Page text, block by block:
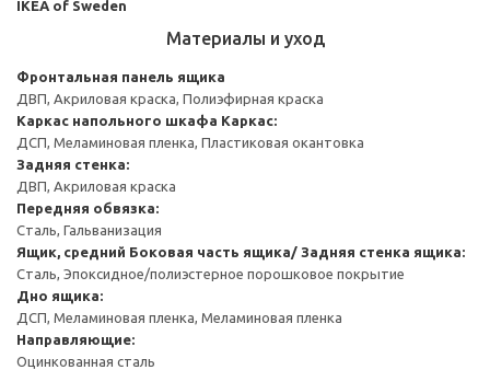
IKEA of Sweden
Материалы и уход
Фронтальная панель ящика
ДВП, Акриловая краска, Полиэфирная краска
Каркас напольного шкафа Каркас:
ДСП, Меламиновая пленка, Пластиковая окантовка
Задняя стенка:
ДВП, Акриловая краска
Передняя обвязка:
Сталь, Гальванизация
Ящик, средний Боковая часть ящика/ Задняя стенка ящика:
Сталь, Эпоксидное/полиэстерное порошковое покрытие
Дно ящика:
ДСП, Меламиновая пленка, Меламиновая пленка
Направляющие:
Оцинкованная сталь